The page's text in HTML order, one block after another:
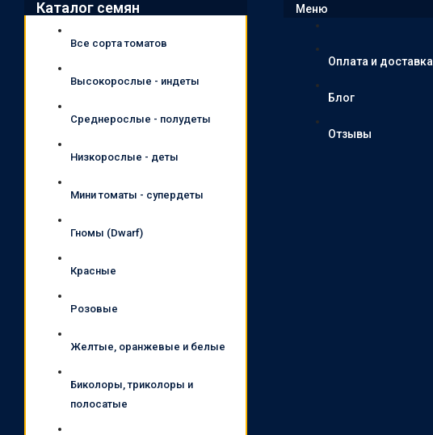
Каталог семян
Все сорта томатов
Высокорослые - индеты
Среднерослые - полудеты
Низкорослые - деты
Мини томаты - супердеты
Гномы (Dwarf)
Красные
Розовые
Желтые, оранжевые и белые
Биколоры, триколоры и
полосатые
Меню
Оплата и доставка
Блог
Отзывы